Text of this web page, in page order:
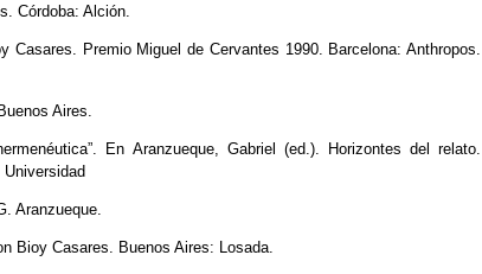
Córdoba: Alción.
Casares. Premio Miguel de Cervantes 1990. Barcelona: Anthropos.
Aires.
En Aranzueque, Gabriel (ed.). Horizontes del relato.
Aranzueque.
Bioy Casares. Buenos Aires: Losada.